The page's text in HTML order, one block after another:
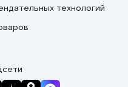
технологий